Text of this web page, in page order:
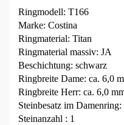
Ringmodell: T166
Marke: Costina
Ringmaterial: Titan
Ringmaterial massiv: JA
Beschichtung: schwarz
Ringbreite Dame: ca. 6,0
Ringbreite Herr: ca. 6,0
Steinbesatz im
Steinanzahl : 1